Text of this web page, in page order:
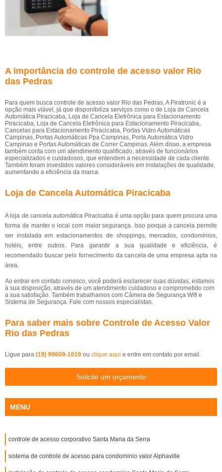
A importância do controle de acesso valor Rio
das Pedras
Para quem busca controle de acesso valor Rio das Pedras, A Piratronic é a
opção mais viável, já que disponibiliza serviços como o de Loja de Cancela
Automática Piracicaba, Loja de Cancela Eletrônica para Estacionamento
Piracicaba, Loja de Cancela Eletrônica para Estacionamento Piracicaba,
Cancelas para Estacionamento Piracicaba, Portas Vidro Automáticas
Campinas, Portas Automáticas Ppa Campinas, Porta Automática Vidro
Campinas e Portas Automáticas de Correr Campinas. Além disso, a empresa
também conta com um atendimento qualificado, através de funcionários
especializados e cuidadosos, que entendem a necessidade de cada cliente.
Também foram investidos valores consideráveis em instalações de qualidade,
aumentando a eficiência da marca.
Loja de Cancela Automática Piracicaba
A loja de cancela automática Piracicaba é uma opção para quem procura uma
forma de manter o local com maior segurança. Isso porque a cancela permite
ser instalada em estacionamentos de shoppings, mercados, condomínios,
hotéis, entre outros. Para garantir a sua qualidade e eficiência, é
recomendado buscar pelo fornecimento da cancela de uma empresa apta na
área.
Ao entrar em contato conosco, você poderá esclarecer suas dúvidas, estamos
à sua disposição, através de um atendimento cuidadoso e comprometido com
a sua satisfação. Também trabalhamos com Câmera de Segurança Wifi e
Sistema de Segurança. Fale com nossos especialistas.
Para saber mais sobre Controle de Acesso Valor
Rio das Pedras
Ligue para (19) 99609-1019 ou clique aqui e entre em contato por email.
Solicite um orçamento
MENU
controle de acesso corporativo Santa Maria da Serra
sistema de controle de acesso para condominio valor Alphaville